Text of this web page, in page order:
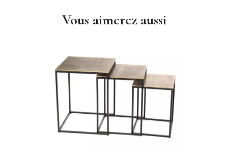
Vous aimerez aussi